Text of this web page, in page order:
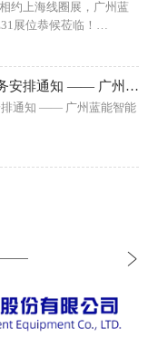
约上海线圈展，广州蓝
展位恭候莅临！
能装备将参展上海国际
、电机变压器高效焊接
工艺洽谈，提供非标定
客户、行业同仁莅临观
2026年端午节放假及服务安排通知 —— 广州蓝能智能装备股份有限公司
排通知 —— 广州蓝能智能
放假时间为 6 月 19 日 -
障，附厂家电话、微
故障可随时对接处理。